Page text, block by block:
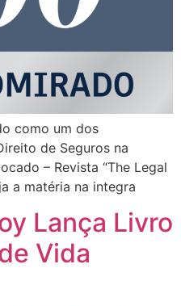
como um dos
de Seguros na
– Revista “The Legal
a matéria na integra
Lança Livro
Vida